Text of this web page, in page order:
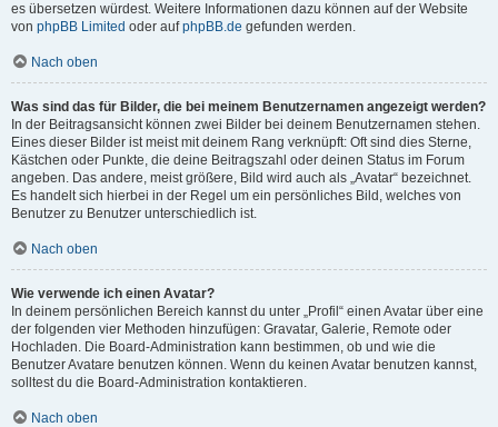
es übersetzen würdest. Weitere Informationen dazu können auf der Website
von phpBB Limited oder aufphpBB.de gefunden werden.
Nach oben
Was sind das für Bilder, die bei meinem Benutzernamen angezeigt werden?
In der Beitragsansicht können zwei Bilder bei deinem Benutzernamen stehen.
Eines dieser Bilder ist meist mit deinem Rang verknüpft: Oft sind dies Sterne,
Kästchen oder Punkte, die deine Beitragszahl oder deinen Status im Forum
angeben. Das andere, meist größere, Bild wird auch als „Avatar“ bezeichnet.
Es handelt sich hierbei in der Regel um ein persönliches Bild, welches von
Benutzer zu Benutzer unterschiedlich ist.
Nach oben
Wie verwende ich einen Avatar?
In deinem persönlichen Bereich kannst du unter „Profil“ einen Avatar über eine
der folgenden vier Methoden hinzufügen: Gravatar, Galerie, Remote oder
Hochladen. Die Board-Administration kann bestimmen, ob und wie die
Benutzer Avatare benutzen können. Wenn du keinen Avatar benutzen kannst,
solltest du die Board-Administration kontaktieren.
Nach oben